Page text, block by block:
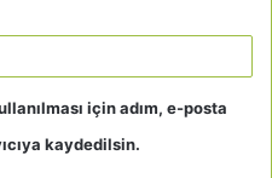
için adım, e-posta
kaydedilsin.